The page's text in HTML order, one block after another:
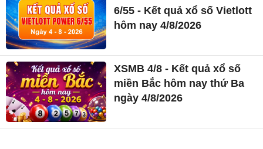
6/55 - Kết quả xổ số Vietlott
hôm nay 4/8/2026
XSMB 4/8 - Kết quả xổ số
miền Bắc hôm nay thứ Ba
ngày 4/8/2026